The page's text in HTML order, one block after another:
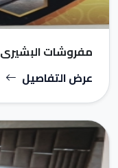
مفروشات البشيري
عرض التفاصيل